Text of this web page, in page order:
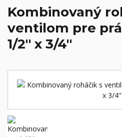
Kombinovaný
ventilom pre
1/2" x 3/4"